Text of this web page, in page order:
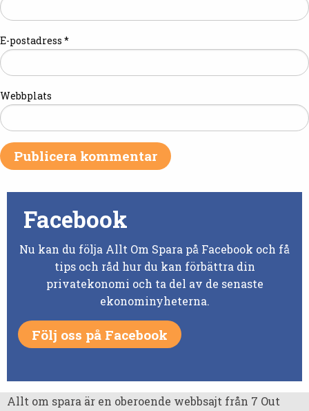
E-postadress *
Webbplats
Facebook
Nu kan du följa Allt Om Spara på Facebook och få
tips och råd hur du kan förbättra din
privatekonomi och ta del av de senaste
ekonominyheterna.
Följ oss på Facebook
Allt om spara är en oberoende webbsajt från 7 Out